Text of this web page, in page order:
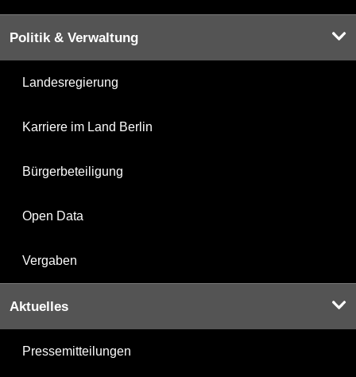
Politik & Verwaltung
Landesregierung
Karriere im Land Berlin
Bürgerbeteiligung
Open Data
Vergaben
Aktuelles
Pressemitteilungen